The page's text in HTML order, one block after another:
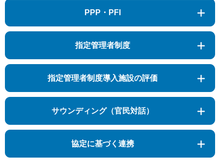
PPP・PFI
指定管理者制度
指定管理者制度導入施設の評価
サウンディング（官民対話）
協定に基づく連携